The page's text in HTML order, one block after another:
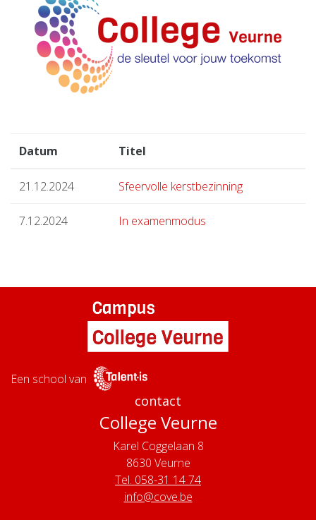
Datum Titel
21.12.2024 Sfeervolle kerstbezinning
7.12.2024 In examenmodus
Een school van
contact
College Veurne
Karel Coggelaan 8
8630 Veurne
Tel. 058-31 14 74
info@cove.be